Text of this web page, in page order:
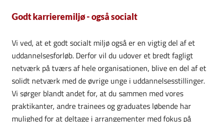
Godt karrieremiljø - også socialt
Vi ved, at et godt socialt miljø også er en vigtig del af et
uddannelsesforløb. Derfor vil du udover et bredt fagligt
netværk på tværs af hele organisationen, blive en del af et
solidt netværk med de øvrige unge i uddannelsesstillinger.
Vi sørger blandt andet for, at du sammen med vores
praktikanter, andre trainees og graduates løbende har
mulighed for at deltage i arrangementer med fokus på